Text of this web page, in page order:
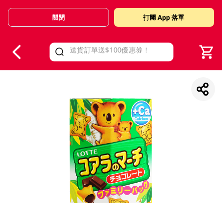
Valid Until 30 June 2026
關閉 打開 App 落單